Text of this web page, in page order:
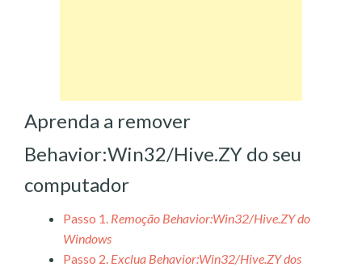
Aprenda a remover
Behavior:Win32/Hive.ZY do seu
computador
Passo 1. Remoção Behavior:Win32/Hive.ZY do
Windows
Passo 2. Exclua Behavior:Win32/Hive.ZY dos